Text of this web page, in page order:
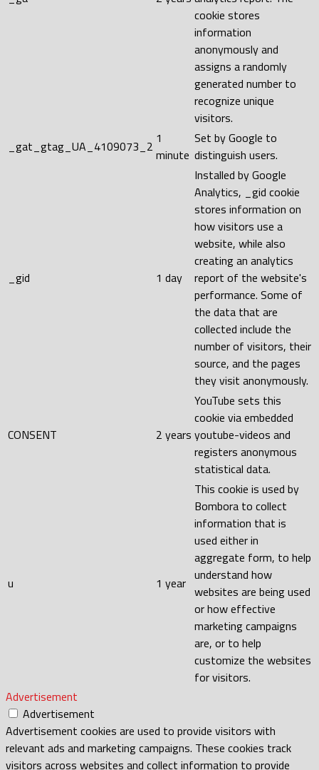
cookie stores
information
anonymously and
assigns a randomly
generated number to
recognize unique
visitors.
_gat_gtag_UA_4109073_2 1
minute
Set by Google to
distinguish users.
_gid 1 day
Installed by Google
Analytics, _gid cookie
stores information on
how visitors use a
website, while also
creating an analytics
report of the website's
performance. Some of
the data that are
collected include the
number of visitors, their
source, and the pages
they visit anonymously.
CONSENT 2 years
YouTube sets this
cookie via embedded
youtube-videos and
registers anonymous
statistical data.
u 1 year
This cookie is used by
Bombora to collect
information that is
used either in
aggregate form, to help
understand how
websites are being used
or how effective
marketing campaigns
are, or to help
customize the websites
for visitors.
Advertisement
Advertisement
Advertisement cookies are used to provide visitors with
relevant ads and marketing campaigns. These cookies track
visitors across websites and collect information to provide